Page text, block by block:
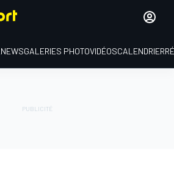
NEWSGALERIES PHOTOVIDÉOSCALENDRIER